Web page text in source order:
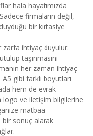
hala hayatımızda
firmaların değil,
bir kırtasiye
zarfa ihtiyaç duyulur.
taşınmasını
her zaman ihtiyaç
gibi farklı boyutları
hem de evrak
logo ve iletişim bilgilerine
matbaa
bir sonuç alarak